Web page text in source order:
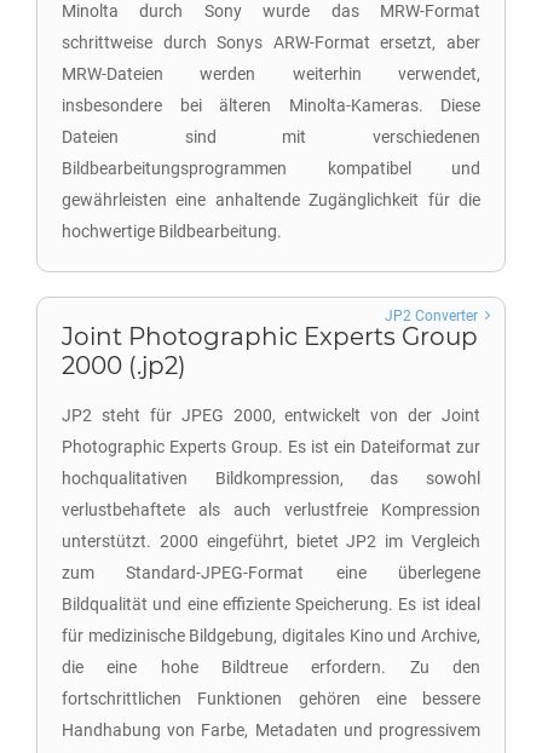
Minolta durch Sony wurde das MRW-Format
schrittweise durch Sonys ARW-Format ersetzt, aber
MRW-Dateien werden weiterhin verwendet,
insbesondere bei älteren Minolta-Kameras. Diese
Dateien sind mit verschiedenen
Bildbearbeitungsprogrammen kompatibel und
gewährleisten eine anhaltende Zugänglichkeit für die
hochwertige Bildbearbeitung.
Joint Photographic Experts Group
2000 (.jp2)
JP2 steht für JPEG 2000, entwickelt von der Joint
Photographic Experts Group. Es ist ein Dateiformat zur
hochqualitativen Bildkompression, das sowohl
verlustbehaftete als auch verlustfreie Kompression
unterstützt. 2000 eingeführt, bietet JP2 im Vergleich
zum Standard-JPEG-Format eine überlegene
Bildqualität und eine effiziente Speicherung. Es ist ideal
für medizinische Bildgebung, digitales Kino und Archive,
die eine hohe Bildtreue erfordern. Zu den
fortschrittlichen Funktionen gehören eine bessere
Handhabung von Farbe, Metadaten und progressivem
JP2 Converter